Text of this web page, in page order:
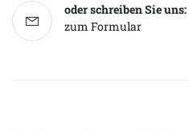
oder schreiben Sie uns:
zum Formular